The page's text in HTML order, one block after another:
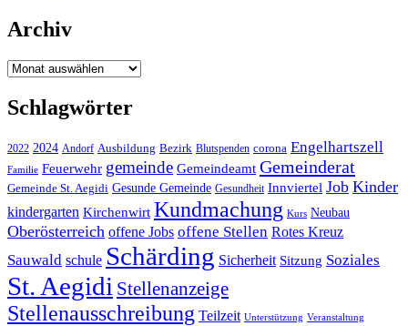
Archiv
Archiv
Schlagwörter
2022 2024 Andorf Ausbildung Bezirk Blutspenden corona Engelhartszell
Familie Feuerwehr gemeinde Gemeindeamt Gemeinderat
Gemeinde St. Aegidi Gesunde Gemeinde Gesundheit Innviertel Job Kinder
kindergarten Kirchenwirt Kundmachung Kurs Neubau
Oberösterreich offene Jobs offene Stellen Rotes Kreuz
Sauwald schule Schärding Sicherheit Sitzung Soziales
St. Aegidi Stellenanzeige
Stellenausschreibung Teilzeit Unterstützung Veranstaltung